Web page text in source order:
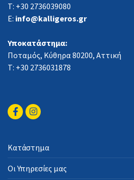
Τ: +30 2736039080
E: info@kalligeros.gr
Υποκατάστημα:
Ποταμός, Κύθηρα 80200, Αττική
Τ: +30 2736031878
Κατάστημα
Οι Υπηρεσίες μας